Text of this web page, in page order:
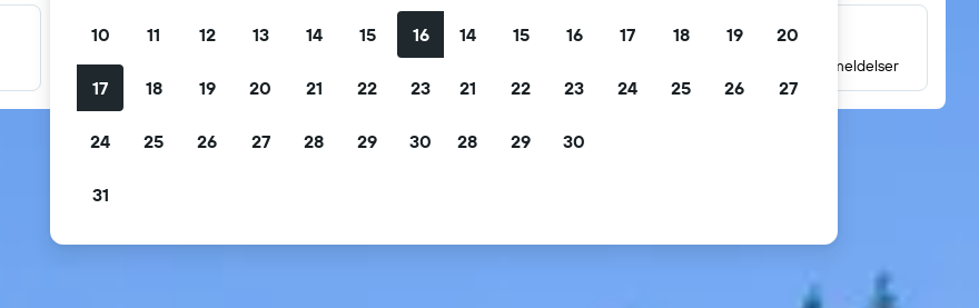
Filtre tilbudene dine
Filtrer etter gratis avbestilling, gratis frokost og mer
Millioner av gjesteanmeldelser
Les vurderinger basert på millioner av gjesteanmeldelser
10 11 12 13 14 15 16
17 18 19 20 21 22 23
24 25 26 27 28 29 30
31
14 15 16 17 18 19 20
21 22 23 24 25 26 27
28 29 30